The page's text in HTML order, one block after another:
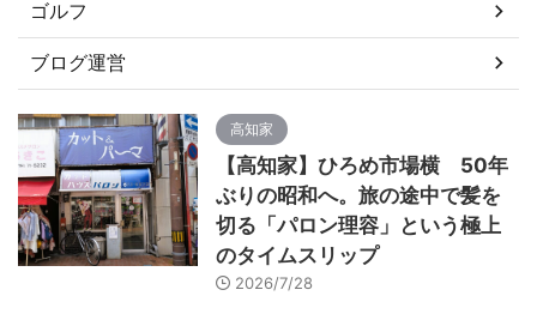
ゴルフ
ブログ運営
高知家
【高知家】ひろめ市場横 50年
ぶりの昭和へ。旅の途中で髪を
切る「パロン理容」という極上
のタイムスリップ
2026/7/28